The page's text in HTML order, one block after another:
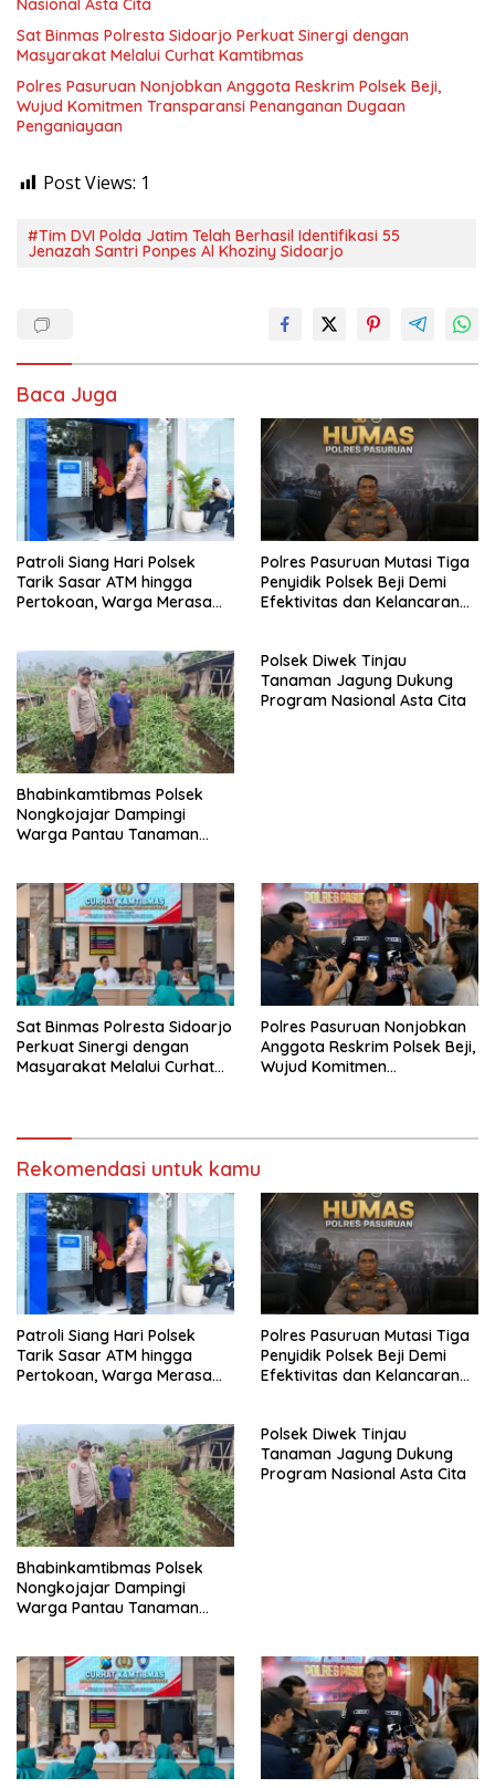
Nasional Asta Cita
Sat Binmas Polresta Sidoarjo Perkuat Sinergi dengan
Masyarakat Melalui Curhat Kamtibmas
Polres Pasuruan Nonjobkan Anggota Reskrim Polsek Beji,
Wujud Komitmen Transparansi Penanganan Dugaan
Penganiayaan
Post Views: 1
#Tim DVI Polda Jatim Telah Berhasil Identifikasi 55
Jenazah Santri Ponpes Al Khoziny Sidoarjo
Baca Juga
Patroli Siang Hari Polsek
Tarik Sasar ATM hingga
Pertokoan, Warga Merasa
Polres Pasuruan Mutasi Tiga
Penyidik Polsek Beji Demi
Efektivitas dan Kelancaran
Bhabinkamtibmas Polsek
Nongkojajar Dampingi
Warga Pantau Tanaman
Polsek Diwek Tinjau
Tanaman Jagung Dukung
Program Nasional Asta Cita
Sat Binmas Polresta Sidoarjo
Perkuat Sinergi dengan
Masyarakat Melalui Curhat
Polres Pasuruan Nonjobkan
Anggota Reskrim Polsek Beji,
Wujud Komitmen
Rekomendasi untuk kamu
Patroli Siang Hari Polsek
Tarik Sasar ATM hingga
Pertokoan, Warga Merasa
Polres Pasuruan Mutasi Tiga
Penyidik Polsek Beji Demi
Efektivitas dan Kelancaran
Bhabinkamtibmas Polsek
Nongkojajar Dampingi
Warga Pantau Tanaman
Polsek Diwek Tinjau
Tanaman Jagung Dukung
Program Nasional Asta Cita